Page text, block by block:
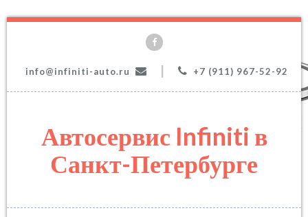
info@infiniti-auto.ru +7 (911) 967-52-92
Автосервис Infiniti в
Санкт-Петербурге